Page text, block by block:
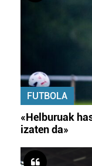
FUTBOLA
«Helburuak
izaten da»